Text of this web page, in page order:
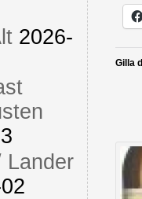
2026-
Lander
Gilla